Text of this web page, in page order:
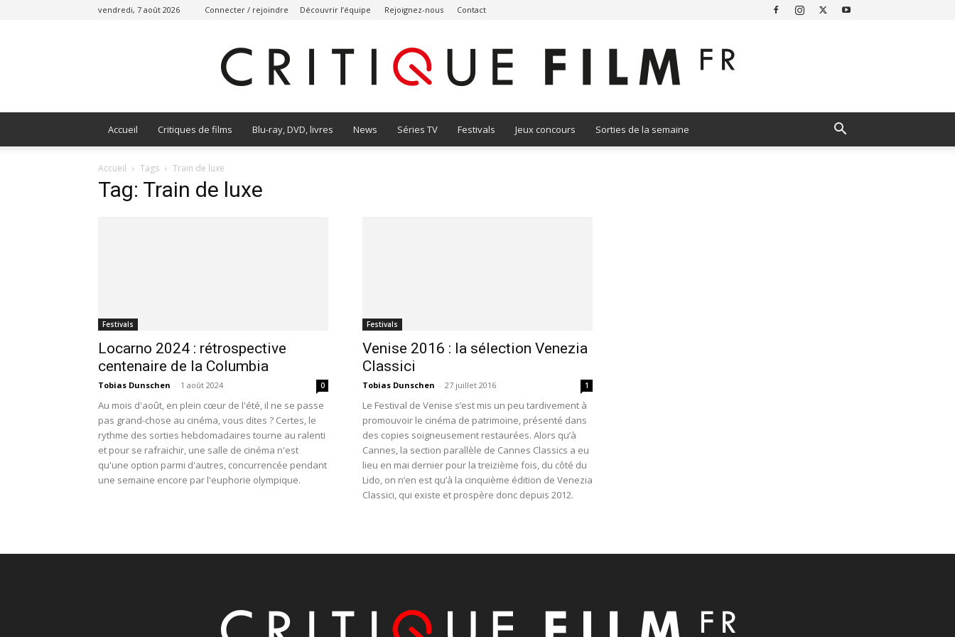
vendredi, 7 août 2026 Connecter / rejoindre Découvrir l’équipe Rejoignez-nous Contact
Accueil Critiques de films Blu-ray, DVD, livres News Séries TV Festivals Jeux concours Sorties de la semaine
Accueil Tags Train de luxe
Tag: Train de luxe
Festivals
Locarno 2024 : rétrospective
centenaire de la Columbia
Tobias Dunschen - 1 août 2024 0
Au mois d'août, en plein cœur de l'été, il ne se passe
pas grand-chose au cinéma, vous dites ? Certes, le
rythme des sorties hebdomadaires tourne au ralenti
et pour se rafraichir, une salle de cinéma n'est
qu'une option parmi d'autres, concurrencée pendant
une semaine encore par l'euphorie olympique.
Festivals
Venise 2016 : la sélection Venezia
Classici
Tobias Dunschen - 27 juillet 2016 1
Le Festival de Venise s’est mis un peu tardivement à
promouvoir le cinéma de patrimoine, présenté dans
des copies soigneusement restaurées. Alors qu’à
Cannes, la section parallèle de Cannes Classics a eu
lieu en mai dernier pour la treizième fois, du côté du
Lido, on n’en est qu’à la cinquième édition de Venezia
Classici, qui existe et prospère donc depuis 2012.